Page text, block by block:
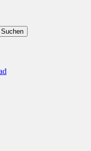
Suchen